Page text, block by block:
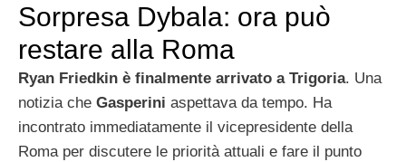
Sorpresa Dybala: ora può
restare alla Roma
Ryan Friedkin è finalmente arrivato a Trigoria. Una
notizia che Gasperini aspettava da tempo. Ha
incontrato immediatamente il vicepresidente della
Roma per discutere le priorità attuali e fare il punto